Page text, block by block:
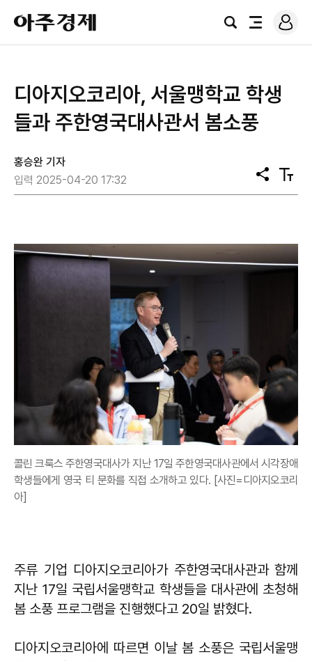
아
주
경
검
전
로
그
디아지오코리아, 서울맹학교 학생
들과 주한영국대사관서 봄소풍
홍승완 기자
입력 2025-04-20 17:32
공
유
텍
스
콜린 크룩스 주한영국대사가 지난 17일 주한영국대사관에서 시각장애
학생들에게 영국 티 문화를 직접 소개하고 있다. [사진=디아지오코리
아]
주류 기업 디아지오코리아가 주한영국대사관과 함께
지난 17일 국립서울맹학교 학생들을 대사관에 초청해
봄 소풍 프로그램을 진행했다고 20일 밝혔다.
디아지오코리아에 따르면 이날 봄 소풍은 국립서울맹